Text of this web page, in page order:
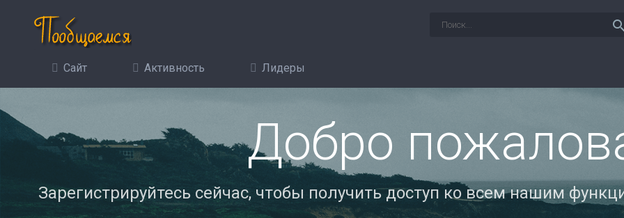
search
Сайт Активность Лидеры
Добро
Зарегистрируйтесь сейчас, чтобы получить доступ ко всем нашим